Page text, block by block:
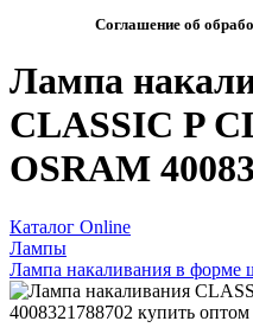
Соглашение об
Лампа
CLASSIC P
OSRAM
Каталог Online
Лампы
Лампа накаливания в форме